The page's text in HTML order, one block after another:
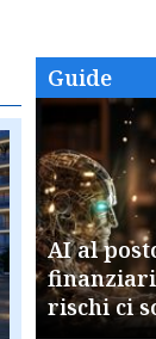
Guide
AI al
rischi ci